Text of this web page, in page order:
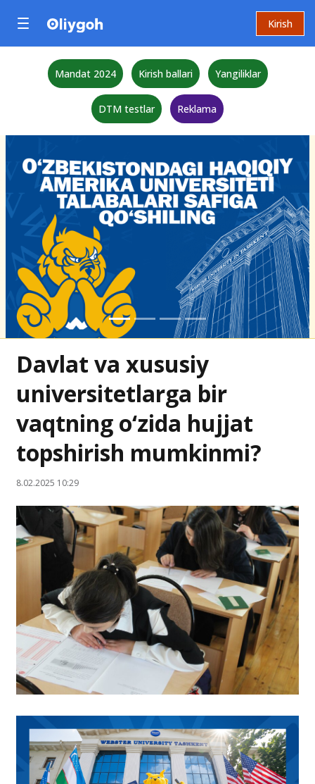
Kirish
Mandat 2024 Kirish ballari Yangiliklar
DTM testlar Reklama
Davlat va xususiy
universitetlarga bir
vaqtning o‘zida hujjat
topshirish mumkinmi?
8.02.2025 10:29